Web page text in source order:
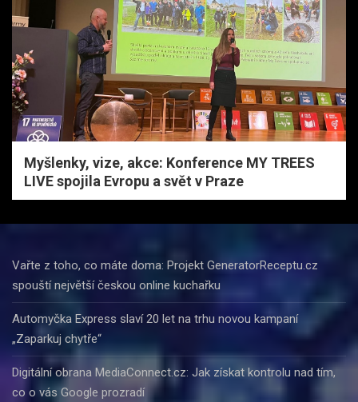
Myšlenky, vize, akce: Konference MY TREES
LIVE spojila Evropu a svět v Praze
Vařte z toho, co máte doma: Projekt GeneratorReceptu.cz
spouští největší českou online kuchařku
Automyčka Express slaví 20 let na trhu novou kampaní
„Zaparkuj chytře“
Digitální obrana MediaConnect.cz: Jak získat kontrolu nad tím,
co o vás Google prozradí